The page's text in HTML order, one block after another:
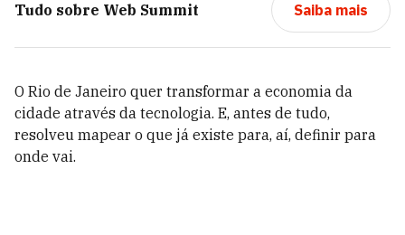
Tudo sobre Web Summit Saiba mais
O Rio de Janeiro quer transformar a economia da
cidade através da tecnologia. E, antes de tudo,
resolveu mapear o que já existe para, aí, definir para
onde vai.